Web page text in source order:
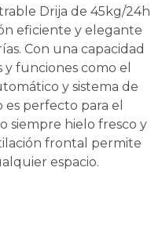
Drija de 45kg/24h
eficiente y elegante
Con una capacidad
funciones como el
y sistema de
es perfecto para el
siempre hielo fresco y
frontal permite
espacio.